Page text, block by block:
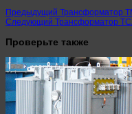
Предыдущий Трансформатор
Следующий Трансформатор
Проверьте также